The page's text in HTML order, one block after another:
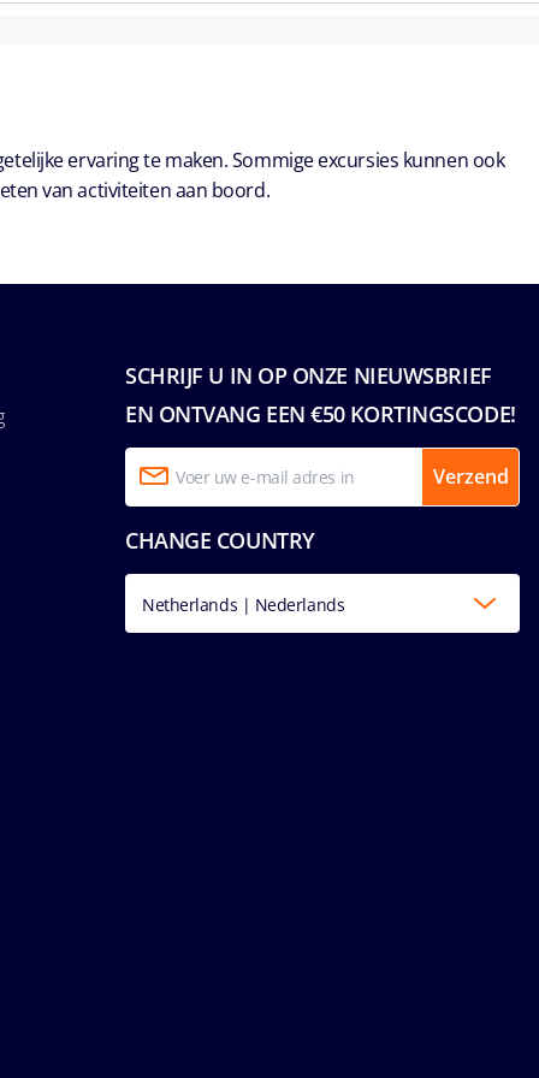
ervaring te maken. Sommige excursies kunnen ook
van activiteiten aan boord.
SCHRIJF U IN OP ONZE NIEUWSBRIEF
EN ONTVANG EEN €50 KORTINGSCODE!
Verzend
CHANGE COUNTRY
Netherlands | Nederlands